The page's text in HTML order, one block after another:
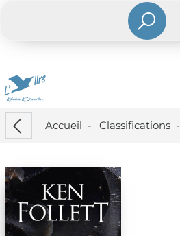
Accueil - Classifications-